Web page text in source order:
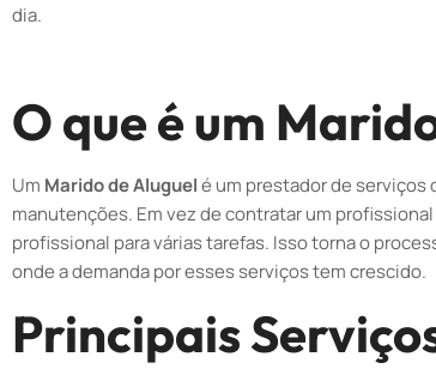
dia.
O que é um
Um Marido de Aluguelé um prestador de
manutenções. Em vez de contratar um
profissional para várias tarefas. Isso torna o
onde a demanda por esses serviços tem crescido.
Principais